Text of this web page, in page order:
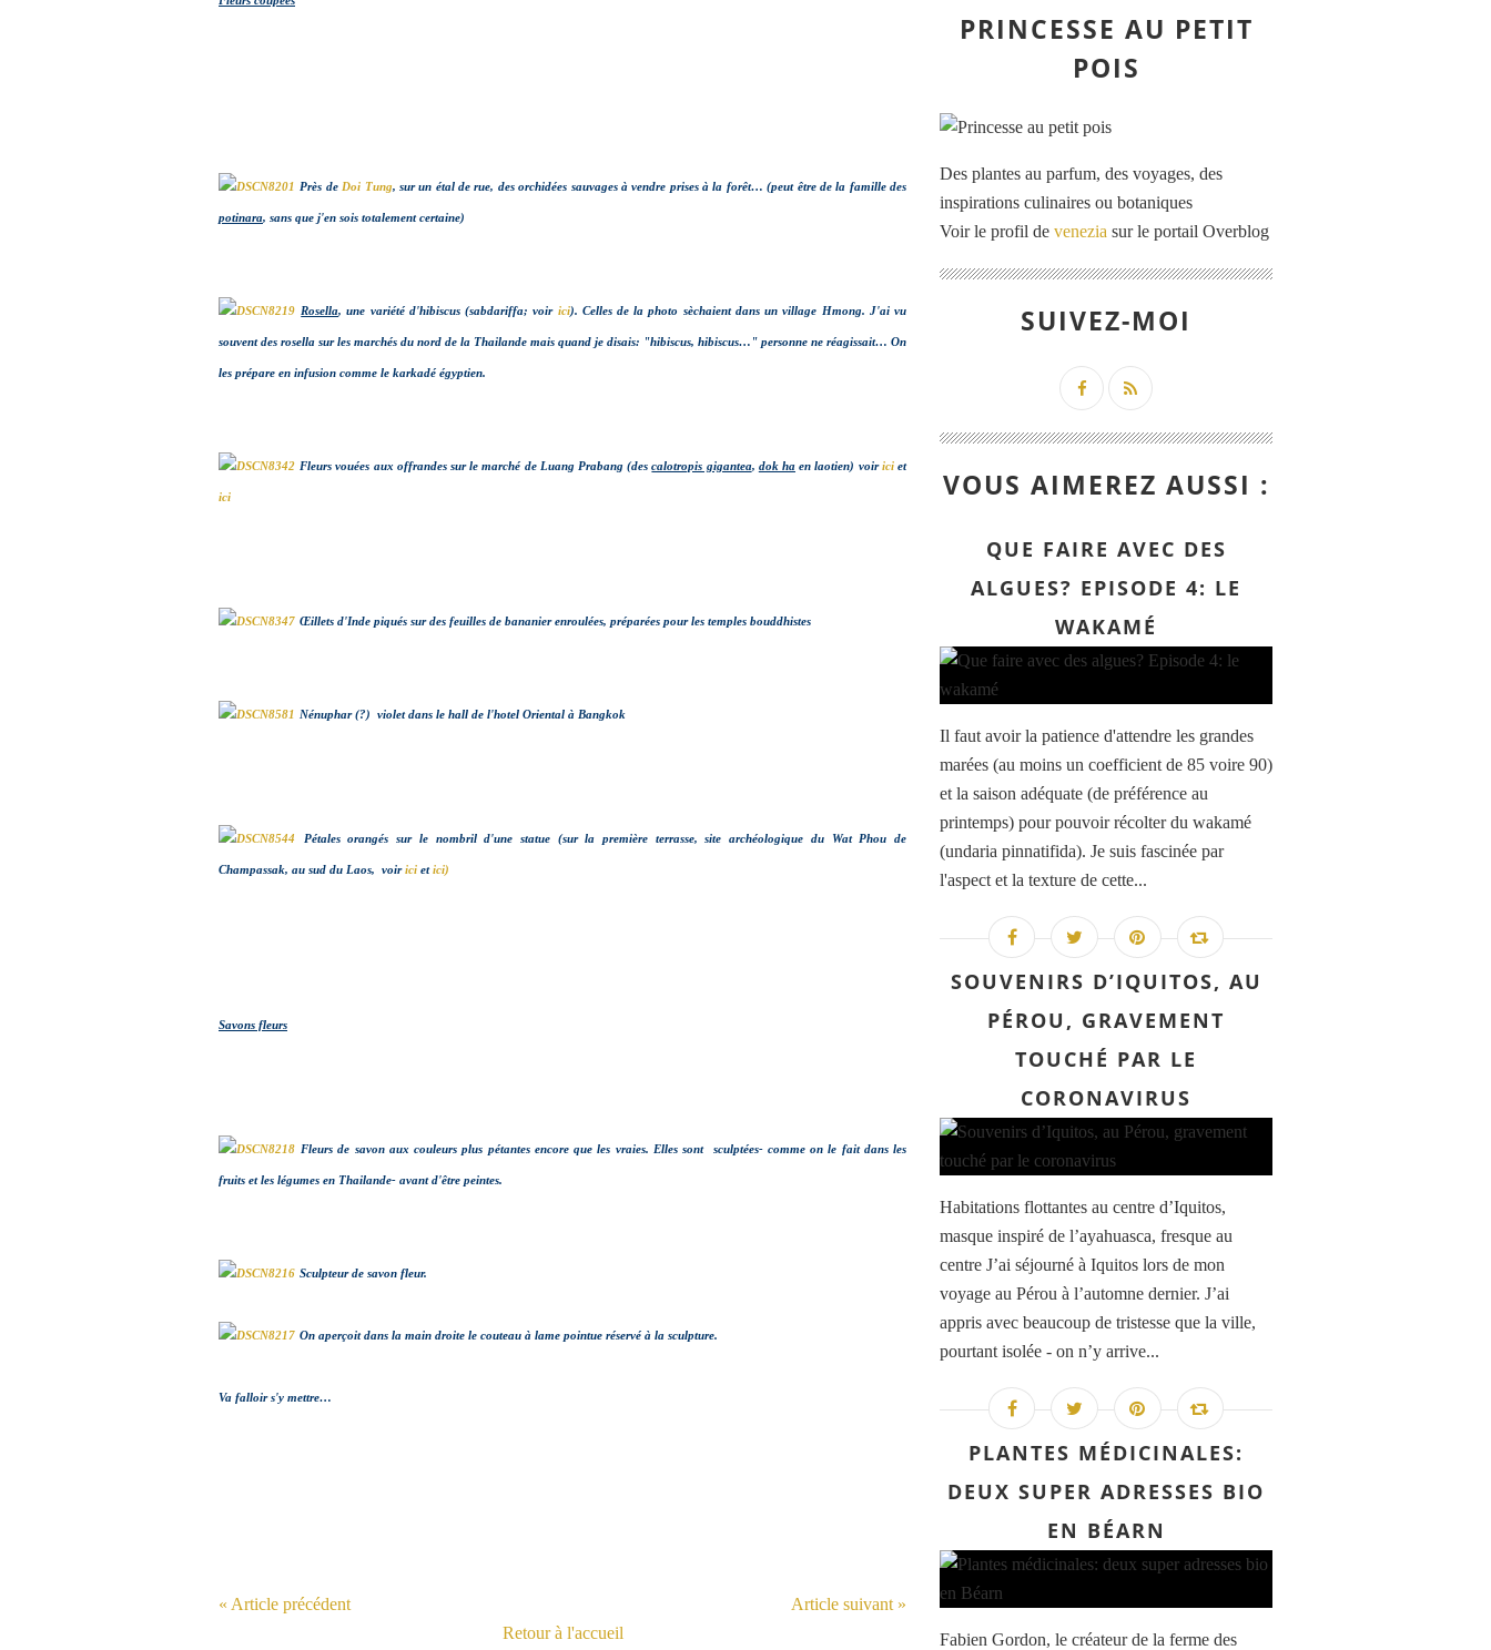
Près de Doi Tung, sur un étal de rue, des orchidées sauvages à vendre prises à la forêt… (peut être de la famille des
potinara, sans que j'en sois totalement certaine)
Rosella, une variété d'hibiscus (sabdariffa; voir ici). Celles de la photo sèchaient dans un village Hmong. J'ai vu
souvent des rosella sur les marchés du nord de la Thailande mais quand je disais: "hibiscus, hibiscus…" personne ne réagissait… On
les prépare en infusion comme le karkadé égyptien.
Fleurs vouées aux offrandes sur le marché de Luang Prabang (descalotropis gigantea, dok ha en laotien) voiriciet
ici
Œillets d'Inde piqués sur des feuilles de bananier enroulées, préparées pour les temples bouddhistes
Nénuphar (?) violet dans le hall de l'hotel Oriental à Bangkok
Pétales orangés sur le nombril d'une statue (sur la première terrasse, site archéologique du Wat Phou de
Champassak, au sud du Laos, voirici etici)
Savons fleurs
Fleurs de savon aux couleurs plus pétantes encore que les vraies. Elles sont sculptées- comme on le fait dans les
fruits et les légumes en Thailande- avant d'être peintes.
Sculpteur de savon fleur.
On aperçoit dans la main droite le couteau à lame pointue réservé à la sculpture.
Va falloir s'y mettre…
« Article précédent
Article suivant »
Retour à l'accueil
PRINCESSE AU PETIT
POIS
Des plantes au parfum, des voyages, des
inspirations culinaires ou botaniques
Voir le profil de venezia sur le portail Overblog
SUIVEZ-MOI
VOUS AIMEREZ AUSSI :
QUE FAIRE AVEC DES
ALGUES? EPISODE 4: LE
WAKAMÉ
Il faut avoir la patience d'attendre les grandes
marées (au moins un coefficient de 85 voire 90)
et la saison adéquate (de préférence au
printemps) pour pouvoir récolter du wakamé
(undaria pinnatifida). Je suis fascinée par
l'aspect et la texture de cette...
SOUVENIRS D’IQUITOS, AU
PÉROU, GRAVEMENT
TOUCHÉ PAR LE
CORONAVIRUS
Habitations flottantes au centre d’Iquitos,
masque inspiré de l’ayahuasca, fresque au
centre J’ai séjourné à Iquitos lors de mon
voyage au Pérou à l’automne dernier. J’ai
appris avec beaucoup de tristesse que la ville,
pourtant isolée - on n’y arrive...
PLANTES MÉDICINALES:
DEUX SUPER ADRESSES BIO
EN BÉARN
Fabien Gordon, le créateur de la ferme des